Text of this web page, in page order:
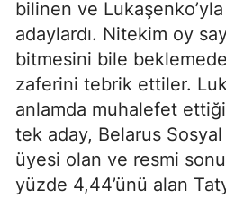
bilinen ve
adaylardı. Nitekim oy
bitmesini bile
zaferini tebrik ettiler.
anlamda muhalefet
tek aday, Belarus
üyesi olan ve resmi
yüzde 4,44’ünü alan